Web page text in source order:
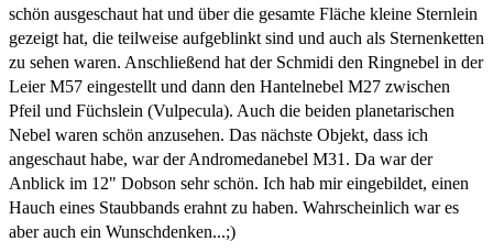
schön ausgeschaut hat und über die gesamte Fläche kleine Sternlein
gezeigt hat, die teilweise aufgeblinkt sind und auch als Sternenketten
zu sehen waren. Anschließend hat der Schmidi den Ringnebel in der
Leier M57 eingestellt und dann den Hantelnebel M27 zwischen
Pfeil und Füchslein (Vulpecula). Auch die beiden planetarischen
Nebel waren schön anzusehen. Das nächste Objekt, dass ich
angeschaut habe, war der Andromedanebel M31. Da war der
Anblick im 12" Dobson sehr schön. Ich hab mir eingebildet, einen
Hauch eines Staubbands erahnt zu haben. Wahrscheinlich war es
aber auch ein Wunschdenken...;)